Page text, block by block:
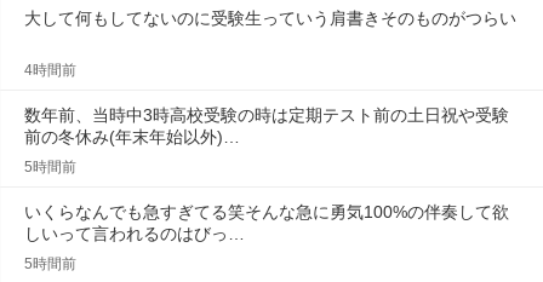
大して何もしてないのに受験生っていう肩書きそのものがつらい
4時間前
数年前、当時中3時高校受験の時は定期テスト前の土日祝や受験
前の冬休み(年末年始以外)…
5時間前
いくらなんでも急すぎてる笑そんな急に勇気100%の伴奏して欲
しいって言われるのはびっ…
5時間前